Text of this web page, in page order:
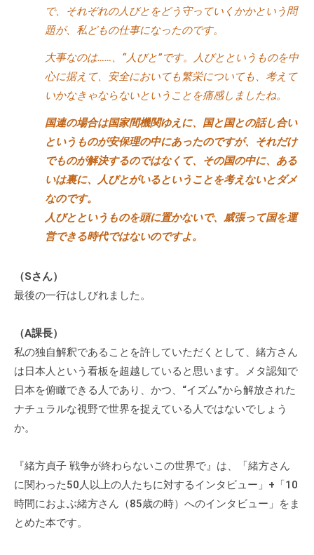
で、それぞれの人びとをどう守っていくかかという問
題が、私どもの仕事になったのです。
大事なのは……、“人びと”です。人びとというものを中
心に据えて、安全においても繁栄についても、考えて
いかなきゃならないということを痛感しましたね。
国連の場合は国家間機関ゆえに、国と国との話し合い
というものが安保理の中にあったのですが、それだけ
でものが解決するのではなくて、その国の中に、ある
いは裏に、人びとがいるということを考えないとダメ
なのです。
人びとというものを頭に置かないで、威張って国を運
営できる時代ではないのですよ。
（Sさん）
最後の一行はしびれました。
（A課長）
私の独自解釈であることを許していただくとして、緒方さん
は日本人という看板を超越していると思います。メタ認知で
日本を俯瞰できる人であり、かつ、“イズム”から解放された
ナチュラルな視野で世界を捉えている人ではないでしょう
か。
『緒方貞子 戦争が終わらないこの世界で』は、「緒方さん
に関わった50人以上の人たちに対するインタビュー」+「10
時間におよぶ緒方さん（85歳の時）へのインタビュー」をま
とめた本です。